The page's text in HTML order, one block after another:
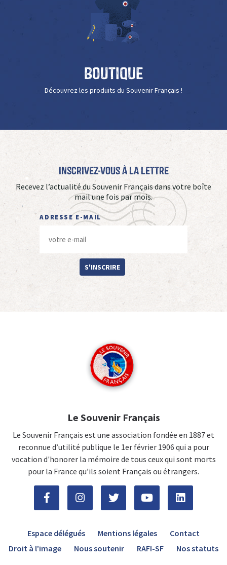
Boutique
Découvrez les produits du Souvenir Français !
Inscrivez-vous à La Lettre
Recevez l’actualité du Souvenir Français dans votre boîte
mail une fois par mois.
ADRESSE E-MAIL
S'INSCRIRE
Le Souvenir Français
Le Souvenir Français est une association fondée en 1887 et
reconnue d’utilité publique le 1er février 1906 qui a pour
vocation d'honorer la mémoire de tous ceux qui sont morts
pour la France qu’ils soient Français ou étrangers.
Espace délégués Mentions légales
Contact
Droit à l’image
Nous soutenir RAFI-SF Nos statuts